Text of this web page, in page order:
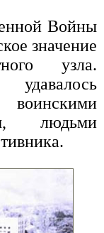
Войны
значение
узла.
людьми